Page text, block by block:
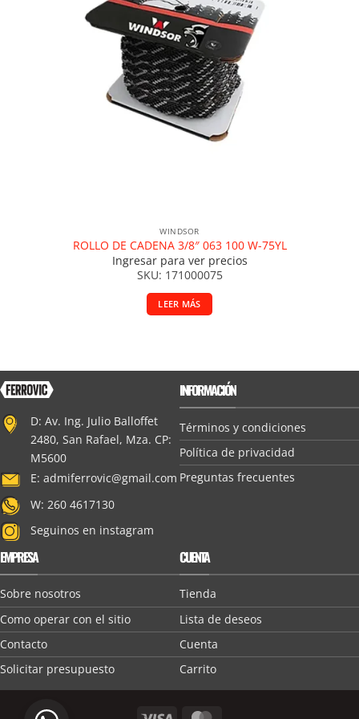
WINDSOR
ROLLO DE CADENA 3/8″ 063 100 W-75YL
Ingresar para ver precios
SKU: 171000075
LEER MÁS
D: Av. Ing. Julio Balloffet
2480, San Rafael, Mza. CP:
M5600
E: admiferrovic@gmail.com
W: 260 4617130
Seguinos en instagram
INFORMACIÓN
Términos y condiciones
Política de privacidad
Preguntas frecuentes
EMPRESA
Sobre nosotros
Como operar con el sitio
Contacto
Solicitar presupuesto
CUENTA
Tienda
Lista de deseos
Cuenta
Carrito